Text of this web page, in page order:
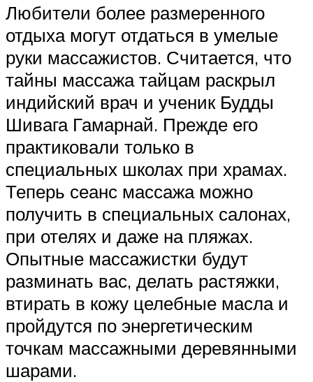
Любители более размеренного
отдыха могут отдаться в умелые
руки массажистов. Считается, что
тайны массажа тайцам раскрыл
индийский врач и ученик Будды
Шивага Гамарнай. Прежде его
практиковали только в
специальных школах при храмах.
Теперь сеанс массажа можно
получить в специальных салонах,
при отелях и даже на пляжах.
Опытные массажистки будут
разминать вас, делать растяжки,
втирать в кожу целебные масла и
пройдутся по энергетическим
точкам массажными деревянными
шарами.